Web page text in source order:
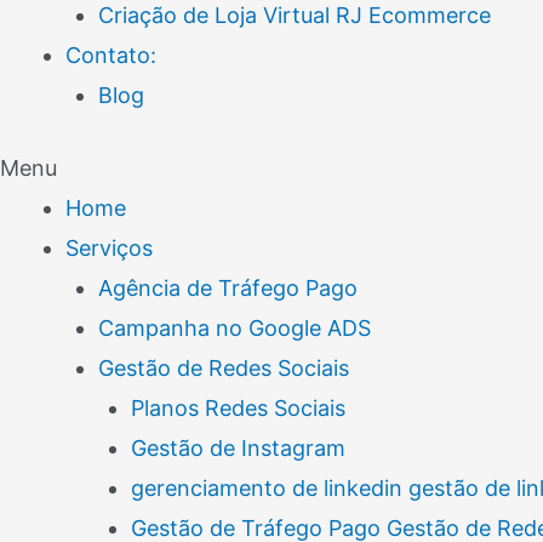
Criação de Loja Virtual RJ Ecommerce
Contato:
Blog
Menu
Home
Serviços
Agência de Tráfego Pago
Campanha no Google ADS
Gestão de Redes Sociais
Planos Redes Sociais
Gestão de Instagram
gerenciamento de linkedin gestão de
Gestão de Tráfego Pago Gestão de